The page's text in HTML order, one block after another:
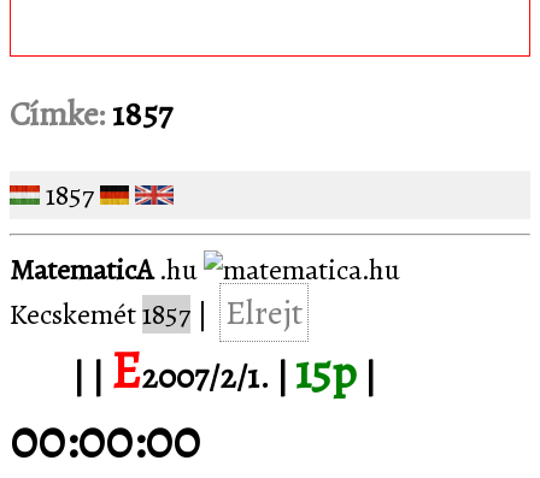
Címke:1857
1857
MatematicA.hu
Kecskemét1857 | Elrejt
| | E2007/2/1. | 15p |
00:00:00